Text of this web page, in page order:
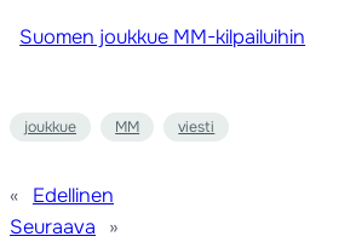
Suomen joukkue MM-kilpailuihin
joukkue MM viesti
«
Edellinen
Seuraava
»